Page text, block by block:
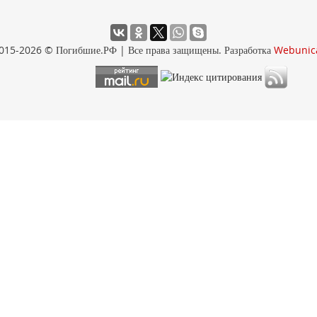
2026 © Погибшие.РФ | Все права защищены. Разработка